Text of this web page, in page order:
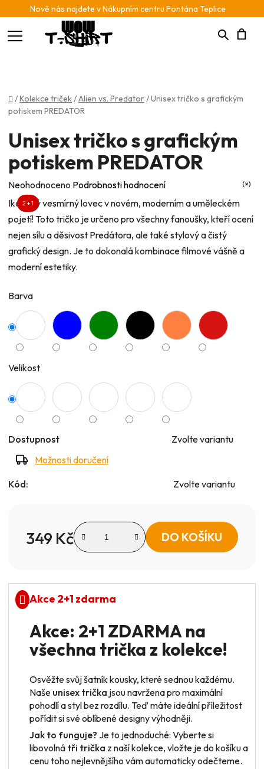
Nově nás najdete v Nákupním centru Fontána Teplice
Hledat
Domů
/Kolekce triček/Alien vs. Predator/Unisex tričko s grafickým
potiskem PREDATOR
Ikonický vesmírný lovec v novém, moderním a uměleckém
pojetí! Toto tričko je určeno pro všechny fanoušky, kteří ocení
nejen sílu a děsivost Predátora, ale také stylový a čistý
grafický design. Je to dokonalá kombinace filmové vášně a
moderní estetiky.
Barva
Velikost
Dostupnost
Zvolte variantu
Možnosti doručení
Kód: Zvolte variantu
349 Kč DO KOŠÍKU
Akce 2+1 zdarma
Akce: 2+1 ZDARMA na
všechna trička z kolekce!
Osvěžte svůj šatník kousky, které sednou každému.
Naše unisex trička jsou navržena pro maximální
pohodlí a styl bez rozdílu. Teď máte ideální příležitost
pořídit si své oblíbené designy výhodněji.
Jak to funguje? Je to jednoduché: Vyberte si
libovolná tři trička z naší kolekce, vložte je do košíku a
cenu toho nejlevnějšího vám automaticky odečteme.
Unisex tričko s grafickým
potiskem PREDATOR
Průměrné
hodnocení
produktu
je
0,0
z
hvězdiček.
Neohodnoceno Podrobnosti hodnocení
2 + 1